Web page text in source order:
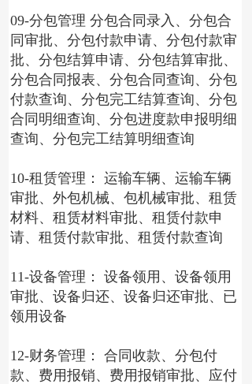
09-分包管理 分包合同录入、分包合
同审批、分包付款申请、分包付款审
批、分包结算申请、分包结算审批、
分包合同报表、分包合同查询、分包
付款查询、分包完工结算查询、分包
合同明细查询、分包进度款申报明细
查询、分包完工结算明细查询
10-租赁管理： 运输车辆、运输车辆
审批、外包机械、包机械审批、租赁
材料、租赁材料审批、租赁付款申
请、租赁付款审批、租赁付款查询
11-设备管理： 设备领用、设备领用
审批、设备归还、设备归还审批、已
领用设备
12-财务管理： 合同收款、分包付
款、费用报销、费用报销审批、应付